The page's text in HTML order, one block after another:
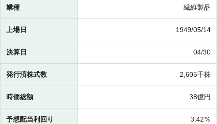
業種 繊維製品
上場日 1949/05/14
決算日 04/30
発行済株式数 2,605千株
時価総額 38億円
予想配当利回り 3.42％